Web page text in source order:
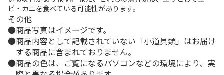
ビ・カニを食べている可能性があります。
その他
商品写真はイメージです。
商品内容として記載されていない「小道具類」はお届け
する商品に含まれておりません。
商品の色は、ご覧になるパソコンなどの環境により、実